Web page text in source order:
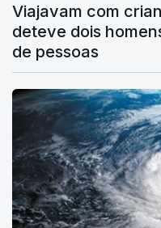
Viajavam com
deteve dois
de pessoas